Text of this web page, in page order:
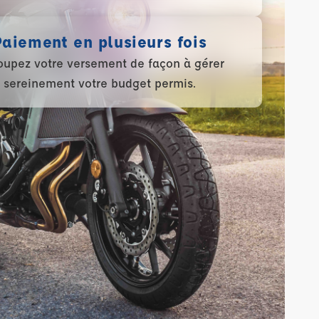
en plusieurs fois
votre versement de façon à gérer
sereinement votre budget permis.